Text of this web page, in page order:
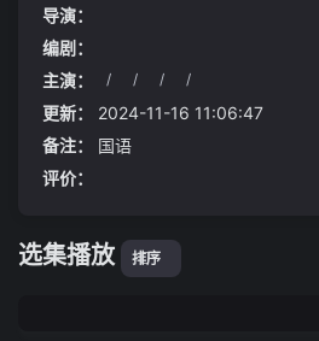
走这个弯路啊力道真的很难出头
象,
下来就看你的了冰塞川对五行大
4:54·光明网国海证券：预计上半年
导演：
编剧：
主演：
/ / / /
更新：
2024-11-16 11:06:47
备注：
国语
评价：
选集播放 排序